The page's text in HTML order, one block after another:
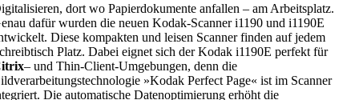
dort wo Papierdokumente anfallen – am Arbeitsplatz.
dafür wurden die neuen Kodak-Scanner i1190 und i1190E
Diese kompakten und leisen Scanner finden auf jedem
Platz. Dabei eignet sich der Kodak i1190E perfekt für
– und Thin-Client-Umgebungen, denn die
»Kodak Perfect Page« ist im Scanner
Die automatische Datenoptimierung erhöht die